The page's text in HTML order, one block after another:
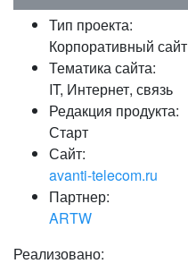
Забыли
Тип проекта:
Корпоративный сайт
Тематика сайта:
IT, Интернет, связь
Редакция продукта:
Старт
Сайт:
avanti-telecom.ru
Партнер:
ARTW
Реализовано: